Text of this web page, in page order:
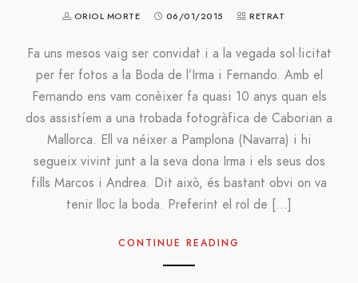
ORIOL MORTE 06/01/2015 RETRAT
Fa uns mesos vaig ser convidat i a la vegada sol·licitat
per fer fotos a la Boda de l’Irma i Fernando. Amb el
Fernando ens vam conèixer fa quasi 10 anys quan els
dos assistíem a una trobada fotogràfica de Caborian a
Mallorca. Ell va néixer a Pamplona (Navarra) i hi
segueix vivint junt a la seva dona Irma i els seus dos
fills Marcos i Andrea. Dit això, és bastant obvi on va
tenir lloc la boda. Preferint el rol de […]
CONTINUE READING